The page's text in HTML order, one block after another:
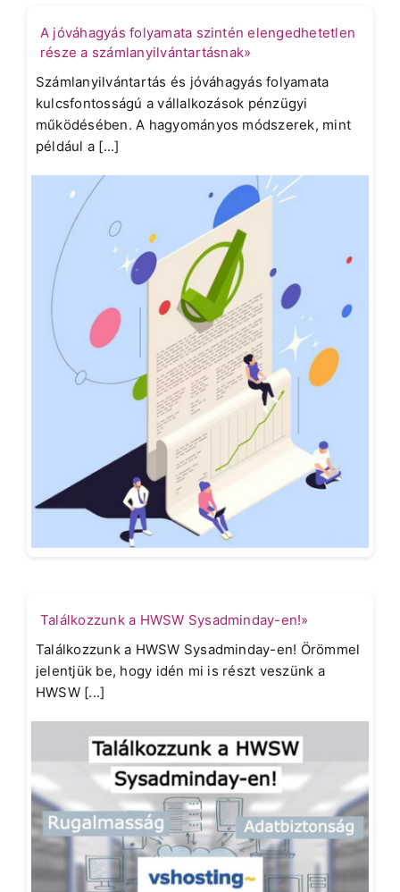
A jóváhagyás folyamata szintén elengedhetetlen
része a számlanyilvántartásnak»
Számlanyilvántartás és jóváhagyás folyamata
kulcsfontosságú a vállalkozások pénzügyi
működésében. A hagyományos módszerek, mint
például a [...]
Találkozzunk a HWSW Sysadminday-en!»
Találkozzunk a HWSW Sysadminday-en! Örömmel
jelentjük be, hogy idén mi is részt veszünk a
HWSW [...]